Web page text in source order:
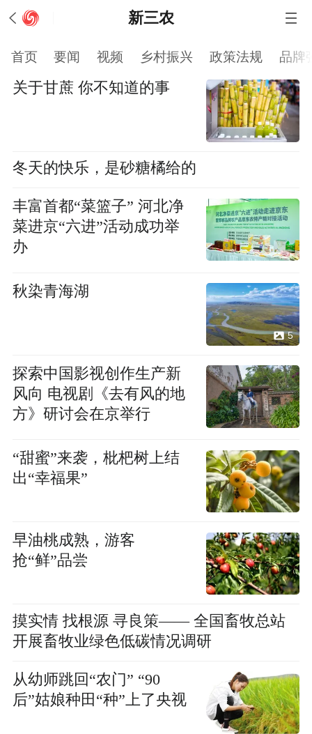
新三农
首页 要闻 视频 乡村振兴 政策法规 品牌
关于甘蔗 你不知道的事
冬天的快乐，是砂糖橘给的
丰富首都“菜篮子” 河北净
菜进京“六进”活动成功举
办
秋染青海湖
5
探索中国影视创作生产新
风向 电视剧《去有风的地
方》研讨会在京举行
“甜蜜”来袭，枇杷树上结
出“幸福果”
早油桃成熟，游客
抢“鲜”品尝
摸实情 找根源 寻良策—— 全国畜牧总站
开展畜牧业绿色低碳情况调研
从幼师跳回“农门” “90
后”姑娘种田“种”上了央视